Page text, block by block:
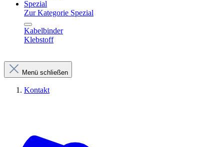
Spezial
Zur Kategorie Spezial
Kabelbinder
Klebstoff
Menü schließen
Kontakt